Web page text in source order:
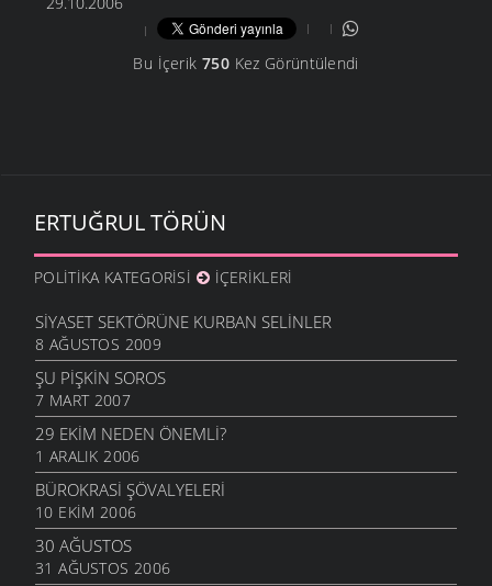
Bu İçerik 750Kez Görüntülendi
ERTUĞRUL TÖRÜN
POLITIKA KATEGORISI İÇERIKLERI
SIYASET SEKTÖRÜNE KURBAN SELINLER
8 AĞUSTOS 2009
ŞU PIŞKIN SOROS
7 MART 2007
29 EKIM NEDEN ÖNEMLI?
1 ARALIK 2006
BÜROKRASI ŞÖVALYELERI
10 EKIM 2006
30 AĞUSTOS
31 AĞUSTOS 2006